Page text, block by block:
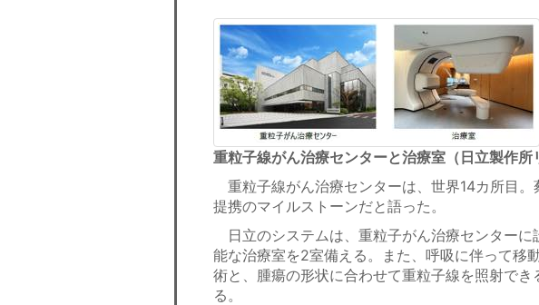
重粒子線がん治療センターと治療室（日立製作所
重粒子線がん治療センターは、世界14カ所目
提携のマイルストーンだと語った。
日立のシステムは、重粒子がん治療センター
能な治療室を2室備える。また、呼吸に伴って移
術と、腫瘍の形状に合わせて重粒子線を照射で
る。